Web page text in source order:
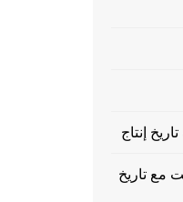
إنتاج
مع تاريخ